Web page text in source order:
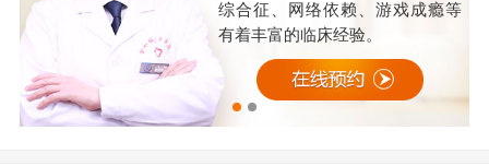
综合征、网络依赖、游戏成瘾等
有着丰富的临床经验。